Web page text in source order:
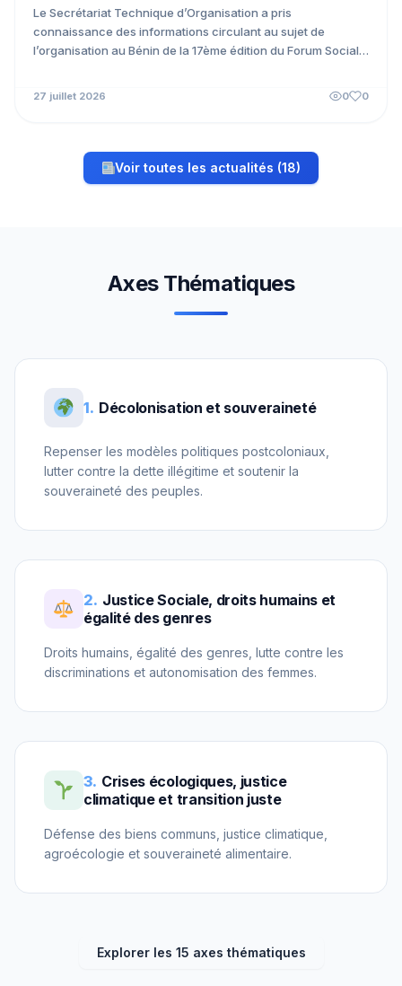
Le Secrétariat Technique d’Organisation a pris
connaissance des informations circulant au sujet de
l’organisation au Bénin de la 17ème édition du Forum Social
27 juillet 2026 0 0
Voir toutes les actualités (18)
Axes Thématiques
1. Décolonisation et souveraineté
Repenser les modèles politiques postcoloniaux,
lutter contre la dette illégitime et soutenir la
souveraineté des peuples.
2. Justice Sociale, droits humains et
égalité des genres
Droits humains, égalité des genres, lutte contre les
discriminations et autonomisation des femmes.
3. Crises écologiques, justice
climatique et transition juste
Défense des biens communs, justice climatique,
agroécologie et souveraineté alimentaire.
Explorer les 15 axes thématiques